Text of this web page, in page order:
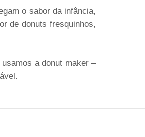
o sabor da infância,
de donuts fresquinhos,
a donut maker –